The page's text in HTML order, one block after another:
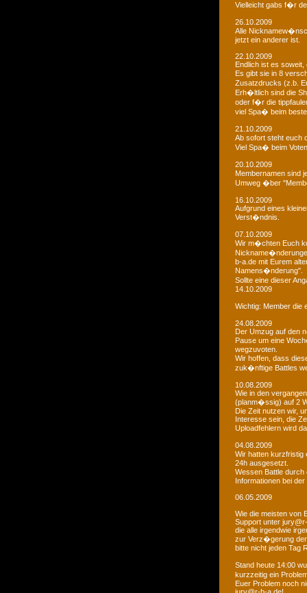
Vielleicht gabs f�r
26.10.2009
Alle
jetzt ein anderer ist.
22.10.2009
Endlich ist es soweit,
Es gibt sie in 8
Zusatzdrucks (z.b.
Erh�ltlich sind die
oder f�r die
viel Spa� beim
21.10.2009
Ab sofort steht euch
Viel Spa� beim
20.10.2009
Membernamen sind
Umweg �ber
16.10.2009
Aufgrund eines
Verst�ndnis.
07.10.2009
Wir m�chten Euch
b-a.de mit Eurem
Namens�nderung".
Sollte eine dieser
14.10.2009
Wichtig: Member die
24.08.2009
Der Umzug auf den
Pause um eine
wegzuvoten.
Wir hoffen, dass
zuk�nftige Battles
10.08.2009
Wie in den
(planm�ssig) auf 2
Die Zeit nutzen wir,
Interesse sein, die
Uploadfehlern wird
04.08.2009
Wir hatten kurzfristig
24h ausgesetzt.
Wessen Battle
Informationen bei
06.05.2009
Wie die meisten von
Support unter
die alle irgendwie
zur Verz�gerung der
bitte nicht jeden Tag
Stand heute 14:00
kurzzeitig ein
Euer Problem noch